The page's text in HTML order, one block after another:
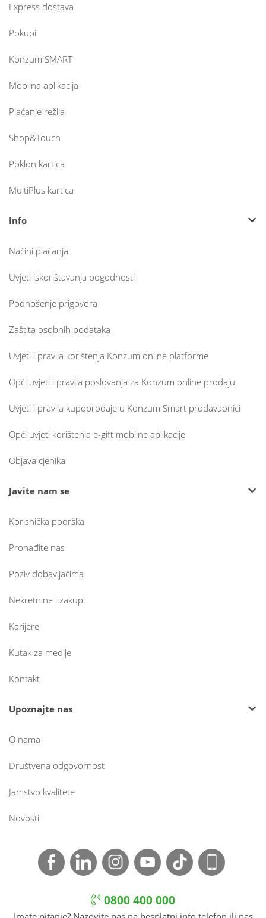
Express dostava
Pokupi
Konzum SMART
Mobilna aplikacija
Plaćanje režija
Shop&Touch
Poklon kartica
MultiPlus kartica
Info
Načini plaćanja
Uvjeti iskorištavanja pogodnosti
Podnošenje prigovora
Zaštita osobnih podataka
Uvjeti i pravila korištenja Konzum online platforme
Opći uvjeti i pravila poslovanja za Konzum online prodaju
Uvjeti i pravila kupoprodaje u Konzum Smart prodavaonici
Opći uvjeti korištenja e-gift mobilne aplikacije
Objava cjenika
Javite nam se
Korisnička podrška
Pronađite nas
Poziv dobavljačima
Nekretnine i zakupi
Karijere
Kutak za medije
Kontakt
Upoznajte nas
O nama
Društvena odgovornost
Jamstvo kvalitete
Novosti
0800 400 000